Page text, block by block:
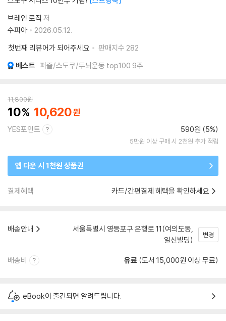
브레인 로직 저
수피아
2026.05.12.
첫번째 리뷰어가 되어주세요
판매지수 282
베스트 퍼즐/스도쿠/두뇌운동 top100 9주
11,800원
10 10,620
YES포인트 590원 (5%)
5만원 이상 구매 시 2천원 추가 적립
앱 다운 시 1천원 상품권
결제혜택 카드/간편결제 혜택을 확인하세요
배송안내
서울특별시 영등포구 은행로 11(여의도동,
일신빌딩)
변경
배송비 유료 (도서 15,000원 이상 무료)
eBook이 출간되면 알려드립니다.